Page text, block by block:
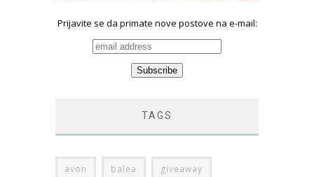
Prijavite se da primate nove postove na e-mail:
TAGS
avon balea giveaway